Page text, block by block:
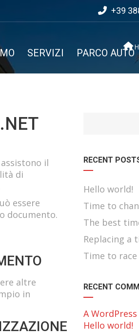
+39
SERVIZI PARCO AUTO
il
di
essere
documento.
altre
in
RECENT
Hello world!
Time to
The best
Replacing a
Time to race
RECENT
A
Hello world!